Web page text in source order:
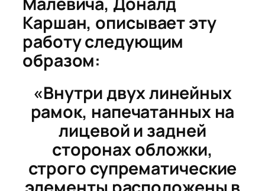
Каршан, описывает эту
работу следующим
образом:
«Внутри двух линейных
рамок, напечатанных на
лицевой и задней
сторонах обложки,
строго супрематические